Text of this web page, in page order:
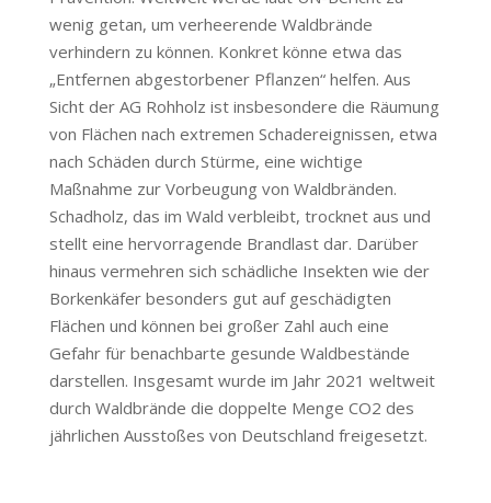
wenig getan, um verheerende Waldbrände
verhindern zu können. Konkret könne etwa das
„Entfernen abgestorbener Pflanzen“ helfen. Aus
Sicht der AG Rohholz ist insbesondere die Räumung
von Flächen nach extremen Schadereignissen, etwa
nach Schäden durch Stürme, eine wichtige
Maßnahme zur Vorbeugung von Waldbränden.
Schadholz, das im Wald verbleibt, trocknet aus und
stellt eine hervorragende Brandlast dar. Darüber
hinaus vermehren sich schädliche Insekten wie der
Borkenkäfer besonders gut auf geschädigten
Flächen und können bei großer Zahl auch eine
Gefahr für benachbarte gesunde Waldbestände
darstellen. Insgesamt wurde im Jahr 2021 weltweit
durch Waldbrände die doppelte Menge CO2 des
jährlichen Ausstoßes von Deutschland freigesetzt.